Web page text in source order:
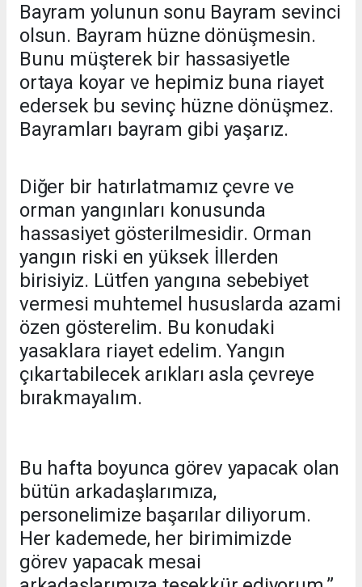
Bayram yolunun sonu Bayram sevinci
olsun. Bayram hüzne dönüşmesin.
Bunu müşterek bir hassasiyetle
ortaya koyar ve hepimiz buna riayet
edersek bu sevinç hüzne dönüşmez.
Bayramları bayram gibi yaşarız.
Diğer bir hatırlatmamız çevre ve
orman yangınları konusunda
hassasiyet gösterilmesidir. Orman
yangın riski en yüksek İllerden
birisiyiz. Lütfen yangına sebebiyet
vermesi muhtemel hususlarda azami
özen gösterelim. Bu konudaki
yasaklara riayet edelim. Yangın
çıkartabilecek arıkları asla çevreye
bırakmayalım.
Bu hafta boyunca görev yapacak olan
bütün arkadaşlarımıza,
personelimize başarılar diliyorum.
Her kademede, her birimimizde
görev yapacak mesai